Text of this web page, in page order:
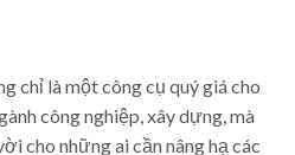
chỉ là một công cụ quý giá cho
công nghiệp, xây dựng, mà
cho những ai cần nâng hạ các